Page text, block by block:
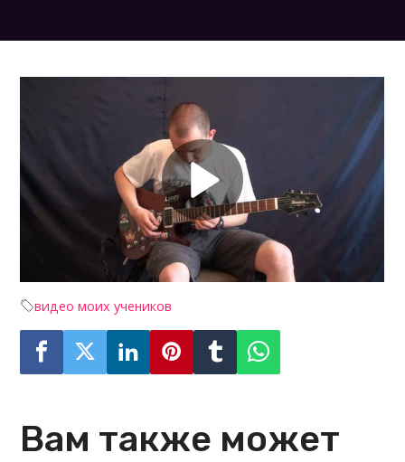
видео моих учеников
Вам также может